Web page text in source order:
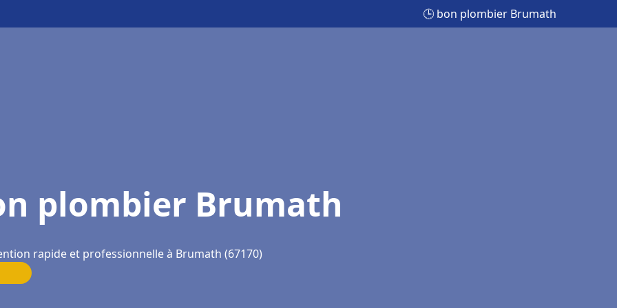
🕒 bon plombier Brumath
plombier Brumath
rapide et professionnelle à Brumath (67170)